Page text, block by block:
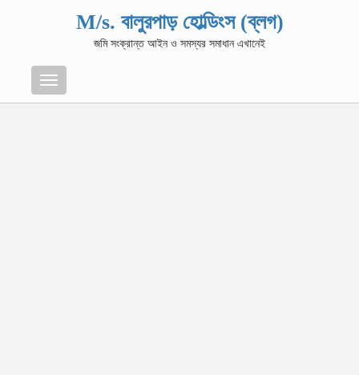
M/s. বালুরপাড় হোল্ডিংস (ব্লগ)
জমি সংক্রান্ত আইন ও সমস্যর সমাধান এখানেই
Menu